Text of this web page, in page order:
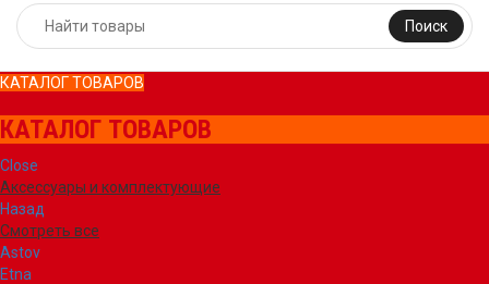
Поиск
КАТАЛОГ ТОВАРОВ
КАТАЛОГ ТОВАРОВ
Close
Аксессуары и комплектующие
Назад
Смотреть все
Astov
Etna